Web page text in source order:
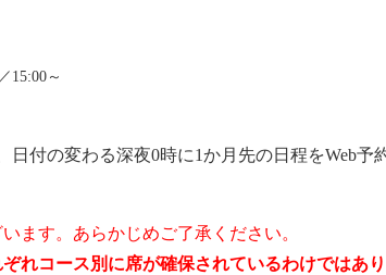
15:00～
付の変わる深夜0時に1か月先の日程をWeb予
ます。あらかじめご了承ください。
れコース別に席が確保されているわけではあり